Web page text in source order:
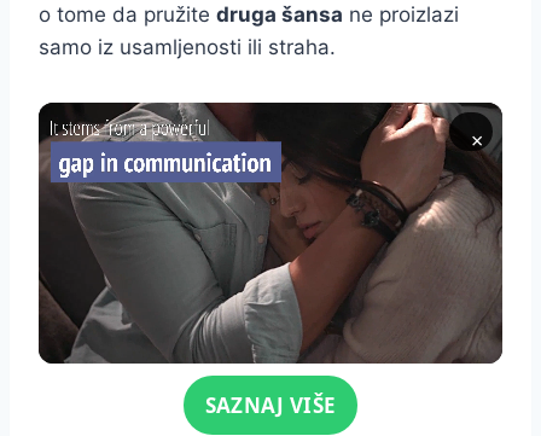
o tome da pružite druga šansa ne proizlazi
samo iz usamljenosti ili straha.
×
Click for soundSAZNAJ VIŠE